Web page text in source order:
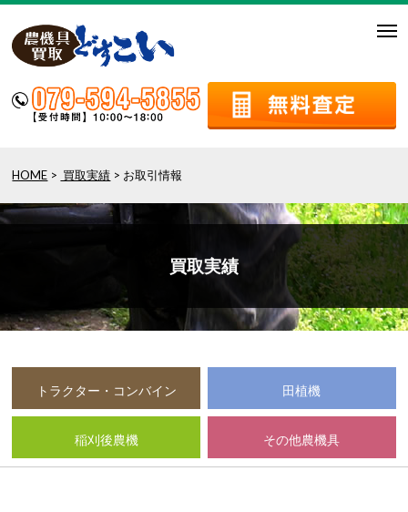
HOME > 買取実績 > お取引情報
買取実績
トラクター・コンバイン 田植機
稲刈後農機 その他農機具